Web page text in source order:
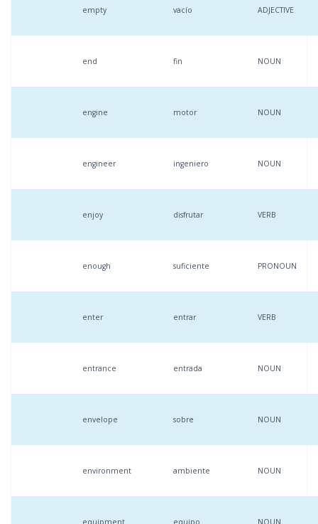
empty vacío ADJECTIVE
end fin NOUN
engine motor NOUN
engineer ingeniero NOUN
enjoy disfrutar VERB
enough suficiente PRONOUN
enter entrar VERB
entrance entrada NOUN
envelope sobre NOUN
environment ambiente NOUN
equipment equipo NOUN